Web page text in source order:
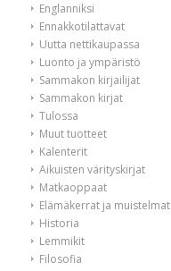
Englanniksi
Ennakkotilattavat
Uutta nettikaupassa
Luonto ja ympäristö
Sammakon kirjailijat
Sammakon kirjat
Tulossa
Muut tuotteet
Kalenterit
Aikuisten värityskirjat
Matkaoppaat
Elämäkerrat ja muistelmat
Historia
Lemmikit
Filosofia